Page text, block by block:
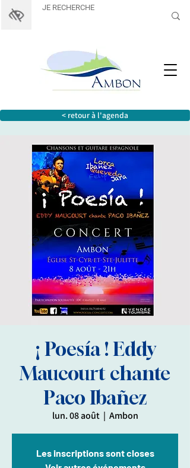
< retour à l'agenda
¡ Poesía ! Eddy
Maucourt chante
Paco Ibañez
lun. 08 août
  |
Ambon
Les inscriptions sont closes